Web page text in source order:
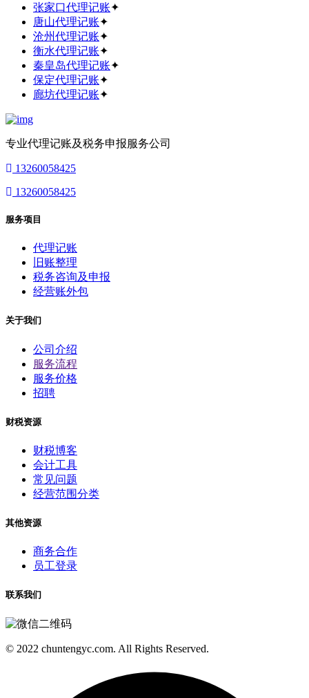
张家口代理记账✦
唐山代理记账✦
沧州代理记账✦
衡水代理记账✦
秦皇岛代理记账✦
保定代理记账✦
廊坊代理记账✦
专业代理记账及税务申报服务公司
13260058425
13260058425
服务项目
代理记账
旧账整理
税务咨询及申报
经营账外包
关于我们
公司介绍
服务流程
服务价格
招聘
财税资源
财税博客
会计工具
常见问题
经营范围分类
其他资源
商务合作
员工登录
联系我们
© 2022 chuntengyc.com. All Rights Reserved.